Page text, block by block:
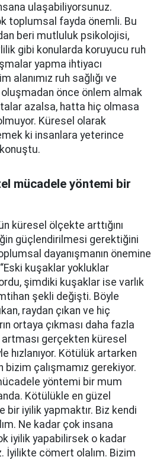
ulaşabiliyorsunuz.
toplumsal fayda önemli. Bu
beri mutluluk psikolojisi,
gibi konularda koruyucu ruh
yapma ihtiyacı
alanımız ruh sağlığı ve
oluşmadan önce önlem almak
azalsa, hatta hiç olmasa
Küresel olarak
ki insanlara yeterince
mücadele yöntemi bir
küresel ölçekte arttığını
güçlendirilmesi gerektiğini
dayanışmanın önemine
kuşaklar yokluklar
şimdiki kuşaklar ise varlık
şekli değişti. Böyle
raydan çıkan ve hiç
ortaya çıkması daha fazla
gerçekten küresel
hızlanıyor. Kötülük artarken
bizim çalışmamız gerekiyor.
yöntemi bir mum
Kötülükle en güzel
bir iyilik yapmaktır. Biz kendi
Ne kadar çok insana
iyilik yapabilirsek o kadar
İyilikte cömert olalım. Bizim